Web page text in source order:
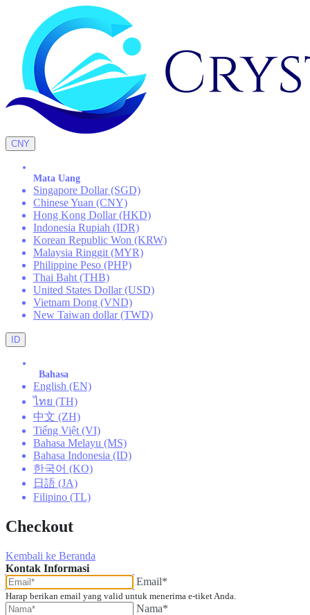
CNY
Mata Uang
Singapore Dollar (SGD)
Chinese Yuan (CNY)
Hong Kong Dollar (HKD)
Indonesia Rupiah (IDR)
Korean Republic Won (KRW)
Malaysia Ringgit (MYR)
Philippine Peso (PHP)
Thai Baht (THB)
United States Dollar (USD)
Vietnam Dong (VND)
New Taiwan dollar (TWD)
ID
Bahasa
English (EN)
ไทย (TH)
中文 (ZH)
Tiếng Việt (VI)
Bahasa Melayu (MS)
Bahasa Indonesia (ID)
한국어 (KO)
日語 (JA)
Filipino (TL)
Checkout
Kembali ke Beranda
Kontak Informasi
Email*
Harap berikan email yang valid untuk menerima e-tiket Anda.
Nama*